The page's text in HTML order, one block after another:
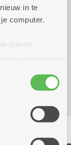
in te
computer.
toestel
Sommige
die een
van onze
met andere
vervoer